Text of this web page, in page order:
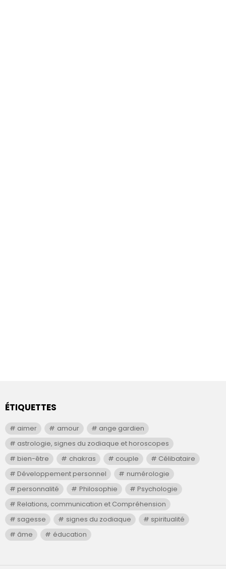
ÉTIQUETTES
aimer amour
ange gardien
astrologie, signes du zodiaque et horoscopes
bien-être
chakras couple
Célibataire
Développement personnel
numérologie
personnalité
Philosophie
Psychologie
Relations, communication et Compréhension
sagesse
signes du zodiaque
spiritualité
âme
éducation